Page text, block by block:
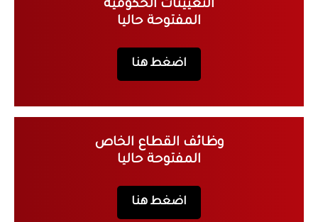
التعيينات الحكومية
المفتوحة حاليا
اضغط هنا
وظائف القطاع الخاص
المفتوحة حاليا
اضغط هنا